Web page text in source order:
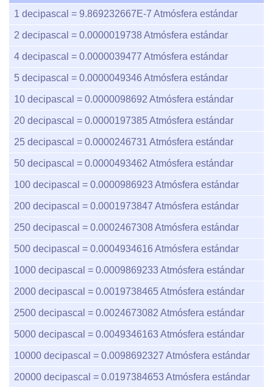
1 decipascal = 9.869232667E-7 Atmósfera estándar
2 decipascal = 0.0000019738 Atmósfera estándar
4 decipascal = 0.0000039477 Atmósfera estándar
5 decipascal = 0.0000049346 Atmósfera estándar
10 decipascal = 0.0000098692 Atmósfera estándar
20 decipascal = 0.0000197385Atmósfera estándar
25 decipascal = 0.0000246731 Atmósfera estándar
50 decipascal = 0.0000493462 Atmósfera estándar
100 decipascal = 0.0000986923 Atmósfera estándar
200 decipascal = 0.0001973847 Atmósfera estándar
250 decipascal = 0.0002467308 Atmósfera estándar
500 decipascal = 0.0004934616 Atmósfera estándar
1000 decipascal = 0.0009869233 Atmósfera estándar
2000 decipascal = 0.0019738465Atmósfera estándar
2500 decipascal = 0.0024673082 Atmósfera estándar
5000 decipascal = 0.0049346163 Atmósfera estándar
10000 decipascal = 0.0098692327 Atmósfera estándar
20000 decipascal = 0.0197384653 Atmósfera estándar